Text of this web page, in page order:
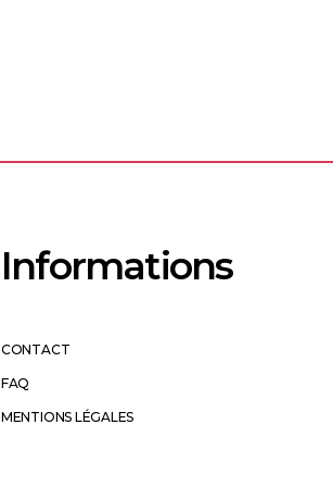
Informations
CONTACT
FAQ
MENTIONS LÉGALES